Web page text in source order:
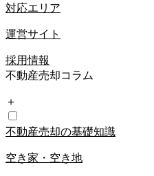
対応エリア
運営サイト
採用情報
不動産売却コラム
＋
不動産売却の基礎知識
空き家・空き地